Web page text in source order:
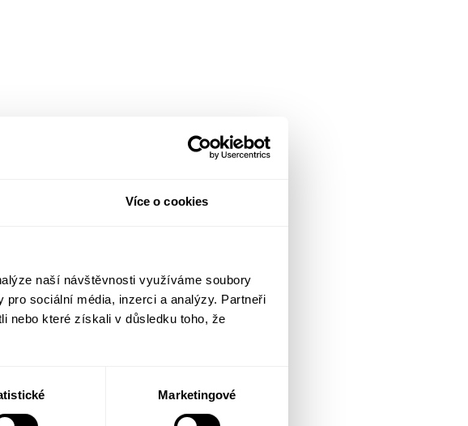
Více o cookies
naší návštěvnosti využíváme soubory
sociální média, inzerci a analýzy. Partneři
nebo které získali v důsledku toho, že
Marketingové